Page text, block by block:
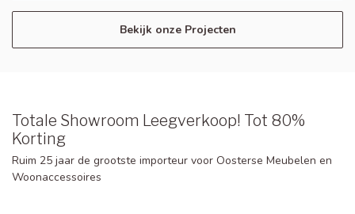
Bekijk onze Projecten
Totale Showroom Leegverkoop! Tot 80%
Korting
Ruim 25 jaar de grootste importeur voor Oosterse Meubelen en
Woonaccessoires